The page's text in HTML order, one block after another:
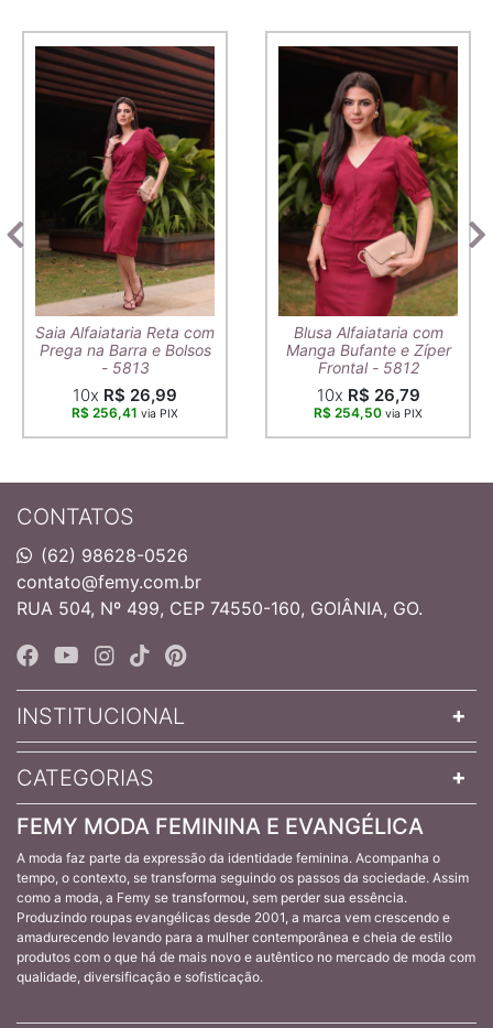
Saia Alfaiataria Reta com
Prega na Barra e Bolsos
- 5813
10x R$ 26,99
R$ 256,41 via PIX
Blusa Alfaiataria com
Manga Bufante e Zíper
Frontal - 5812
10x R$ 26,79
R$ 254,50 via PIX
CONTATOS
(62) 98628-0526
contato@femy.com.br
RUA 504, Nº 499, CEP 74550-160, GOIÂNIA, GO.
INSTITUCIONAL
CATEGORIAS
FEMY MODA FEMININA E EVANGÉLICA
A moda faz parte da expressão da identidade feminina. Acompanha o
tempo, o contexto, se transforma seguindo os passos da sociedade. Assim
como a moda, a Femy se transformou, sem perder sua essência.
Produzindo roupas evangélicas desde 2001, a marca vem crescendo e
amadurecendo levando para a mulher contemporânea e cheia de estilo
produtos com o que há de mais novo e autêntico no mercado de moda com
qualidade, diversificação e sofisticação.